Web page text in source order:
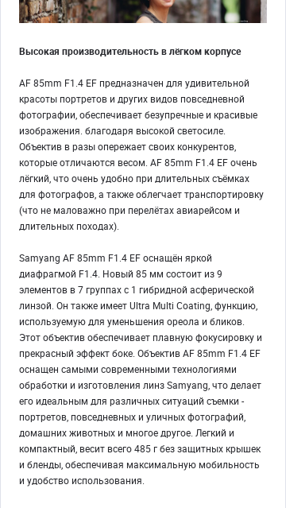
Высокая производительность в лёгком корпусе
AF 85mm F1.4 EF предназначен для удивительной
красоты портретов и других видов повседневной
фотографии, обеспечивает безупречные и красивые
изображения. благодаря высокой светосиле.
Объектив в разы опережает своих конкурентов,
которые отличаются весом. AF 85mm F1.4 EF очень
лёгкий, что очень удобно при длительных съёмках
для фотографов, а также облегчает транспортировку
(что не маловажно при перелётах авиарейсом и
длительных походах).
Samyang AF 85mm F1.4 EF оснащён яркой
диафрагмой F1.4. Новый 85 мм состоит из 9
элементов в 7 группах с 1 гибридной асферической
линзой. Он также имеет Ultra Multi Coating, функцию,
используемую для уменьшения ореола и бликов.
Этот объектив обеспечивает плавную фокусировку и
прекрасный эффект боке. Объектив AF 85mm F1.4 EF
оснащен самыми современными технологиями
обработки и изготовления линз Samyang, что делает
его идеальным для различных ситуаций съемки -
портретов, повседневных и уличных фотографий,
домашних животных и многое другое. Легкий и
компактный, весит всего 485 г без защитных крышек
и бленды, обеспечивая максимальную мобильность
и удобство использования.